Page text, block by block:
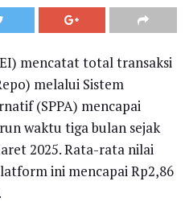
mencatat total transaksi
melalui Sistem
(SPPA) mencapai
waktu tiga bulan sejak
2025. Rata-rata nilai
ini mencapai Rp2,86